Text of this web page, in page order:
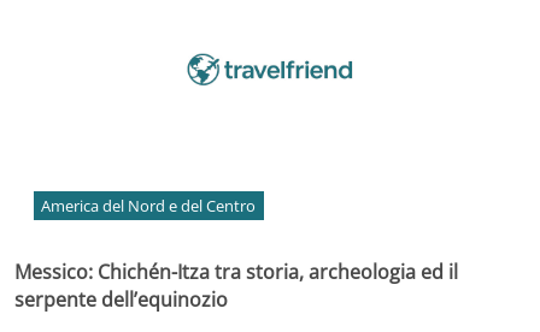
America del Nord e del Centro
Messico: Chichén-Itza tra storia, archeologia ed il
serpente dell’equinozio